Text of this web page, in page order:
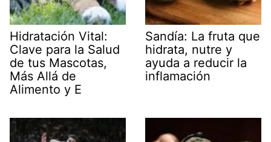
Hidratación Vital:
Clave para la Salud
de tus Mascotas,
Más Allá de
Alimento y E
Sandía: La fruta que
hidrata, nutre y
ayuda a reducir la
inflamación